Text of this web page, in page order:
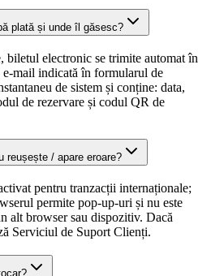
plată și unde îl găsesc?
biletul electronic se trimite automat în
e-mail indicată în formularul de
de sistem și conține: data,
de rezervare și codul QR de
reușește / apare eroare?
pentru tranzacții internaționale;
permite pop-up-uri și nu este
alt browser sau dispozitiv. Dacă
Serviciul de Suport Clienți.